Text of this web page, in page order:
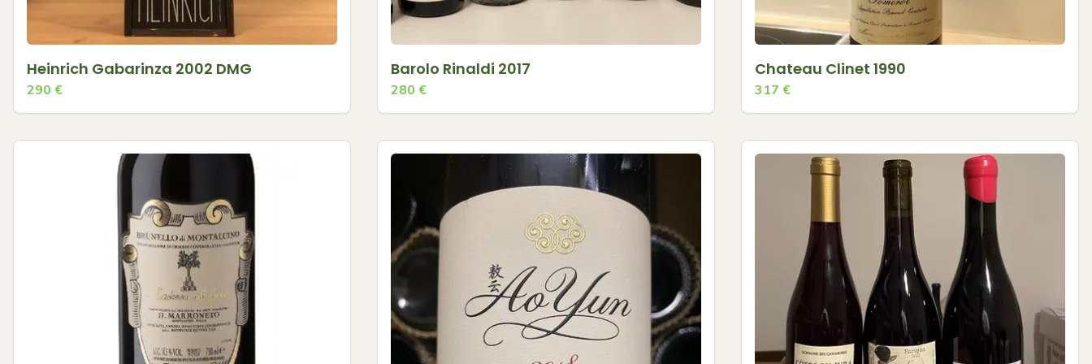
Heinrich Gabarinza 2002 DMG
290 €
Barolo Rinaldi 2017
280 €
Chateau Clinet 1990
317 €